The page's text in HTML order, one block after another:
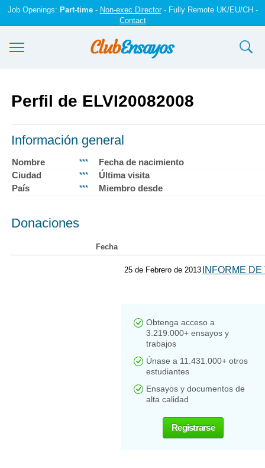
Job Openings: Part-time- Non-exec Director- Fully Remote UK/EU/CH -
Contact
Registrarse
Iniciar sesión
Contáctenos
Perfil de ELVI20082008
Información general
Nombre ***
Fecha de nacimiento
Ciudad
***
Última visita
País
*** Miembro desde
Donaciones
Fecha
25 de Febrero de 2013 INFORME
Obtenga acceso a
3.219.000+ ensayos y
trabajos
Únase a 11.431.000+ otros
estudiantes
Ensayos y documentos de
alta calidad
Registrarse